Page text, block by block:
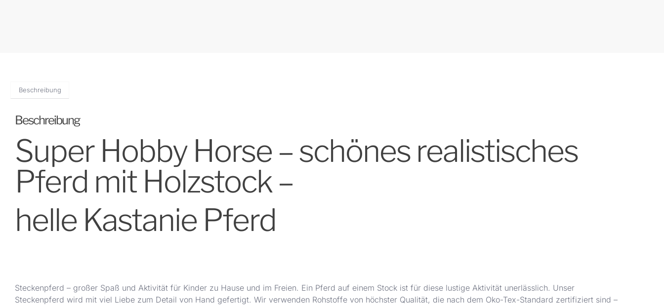
Beschreibung
Beschreibung
Super Hobby Horse – schönes realistisches
Pferd mit Holzstock –
helle Kastanie Pferd
Steckenpferd – großer Spaß und Aktivität für Kinder zu Hause und im Freien. Ein Pferd auf einem Stock ist für diese lustige Aktivität unerlässlich. Unser
Steckenpferd wird mit viel Liebe zum Detail von Hand gefertigt. Wir verwenden Rohstoffe von höchster Qualität, die nach dem Oko-Tex-Standard zertifiziert sind –